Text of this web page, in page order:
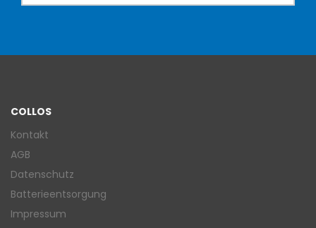
COLLOS
Kontakt
AGB
Datenschutz
Batterieentsorgung
Impressum